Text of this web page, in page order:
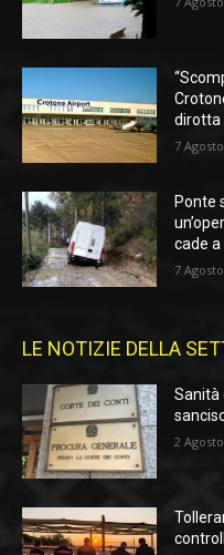
dirotta
7
Ponte
cade
7
LE NOTIZIE DELLA
Sanità
2